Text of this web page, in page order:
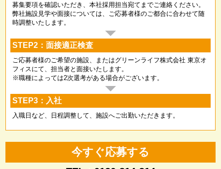
募集要項を確認いただき、本社採用担当宛てまでご連絡ください。
弊社施設見学や面接については、ご応募者様のご都合に合わせて随
時調整いたします。
STEP2：面接適正検査
ご応募者様のご希望の施設、またはグリーンライフ株式会社 東京オ
フィスにて、担当者と面接いたします。
※職種によっては2次選考がある場合がございます。
STEP3：入社
入職日など、日程調整して、施設へご出勤いただきます。
今すぐ応募する